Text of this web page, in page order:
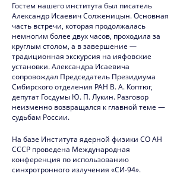
2014
2013
2012
2011
2010
2008
2007
Гостем нашего института был писатель
Александр Исаевич Солженицын. Основная
часть встречи, которая продолжалась
немногим более двух часов, проходила за
круглым столом, а в завершение —
традиционная экскурсия на ияфовские
установки. Александра Исаевича
сопровождал Председатель Президиума
Сибирского отделения РАН В. А. Коптюг,
депутат Госдумы Ю. П. Лукин. Разговор
неизменно возвращался к главной теме —
судьбам России.
На базе Института ядерной физики СО АН
СССР проведена Международная
конференция по использованию
синхротронного излучения «СИ-94».